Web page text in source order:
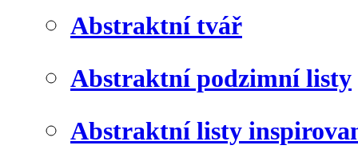
Abstraktní tvář
Abstraktní podzimní listy
Abstraktní listy